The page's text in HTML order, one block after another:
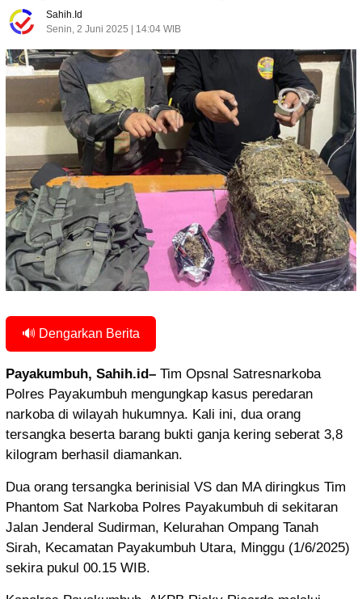
Sahih.id
Senin, 2 Juni 2025 | 14:04 WIB
🔊 Dengarkan Berita
Payakumbuh, Sahih.id– Tim Opsnal Satresnarkoba
Polres Payakumbuh mengungkap kasus peredaran
narkoba di wilayah hukumnya. Kali ini, dua orang
tersangka beserta barang bukti ganja kering seberat 3,8
kilogram berhasil diamankan.
Dua orang tersangka berinisial VS dan MA diringkus Tim
Phantom Sat Narkoba Polres Payakumbuh di sekitaran
Jalan Jenderal Sudirman, Kelurahan Ompang Tanah
Sirah, Kecamatan Payakumbuh Utara, Minggu (1/6/2025)
sekira pukul 00.15 WIB.